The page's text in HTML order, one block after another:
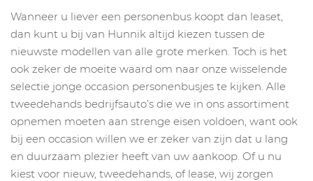
Wanneer u liever een personenbus koopt dan leaset,
dan kunt u bij van Hunnik altijd kiezen tussen de
nieuwste modellen van alle grote merken. Toch is het
ook zeker de moeite waard om naar onze wisselende
selectie jonge occasion personenbusjes te kijken. Alle
tweedehands bedrijfsauto’s die we in ons assortiment
opnemen moeten aan strenge eisen voldoen, want ook
bij een occasion willen we er zeker van zijn dat u lang
en duurzaam plezier heeft van uw aankoop. Of u nu
kiest voor nieuw, tweedehands, of lease, wij zorgen